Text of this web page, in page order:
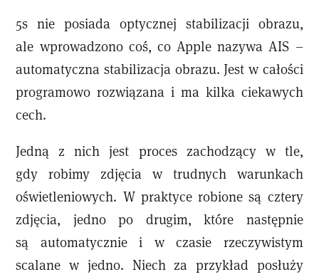
5s nie posiada optycznej stabilizacji obrazu,
ale wprowadzono coś, co Apple nazywa AIS –
automatyczna stabilizacja obrazu. Jest w całości
programowo rozwiązana i ma kilka ciekawych
cech.
Jedną z nich jest proces zachodzący w tle,
gdy robimy zdjęcia w trudnych warunkach
oświetleniowych. W praktyce robione są cztery
zdjęcia, jedno po drugim, które następnie
są automatycznie i w czasie rzeczywistym
scalane w jedno. Niech za przykład posłuży